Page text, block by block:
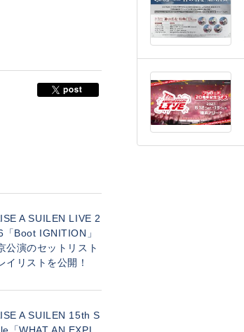
A SUILEN LIVE 2
「Boot IGNITION」
公演のセットリスト
イリストを公開！
A SUILEN 15th S